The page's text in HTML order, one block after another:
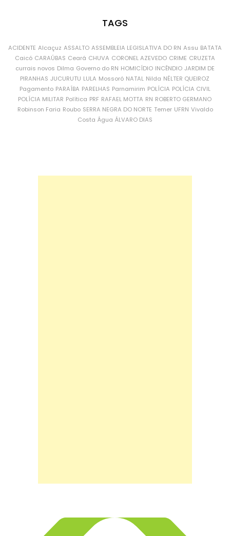
TAGS
ACIDENTE Alcaçuz ASSALTO ASSEMBLEIA LEGISLATIVA DO RN Assu BATATA
Caicó CARAÚBAS Ceará CHUVA CORONEL AZEVEDO CRIME CRUZETA
currais novos Dilma Governo do RN HOMICÍDIO INCÊNDIO JARDIM DE
PIRANHAS JUCURUTU LULA Mossoró NATAL Nilda NÉLTER QUEIROZ
Pagamento PARAÍBA PARELHAS Parnamirim POLÍCIA POLÍCIA CIVIL
POLÍCIA MILITAR Política PRF RAFAEL MOTTA RN ROBERTO GERMANO
Robinson Faria Roubo SERRA NEGRA DO NORTE Temer UFRN Vivaldo
Costa Água ÁLVARO DIAS